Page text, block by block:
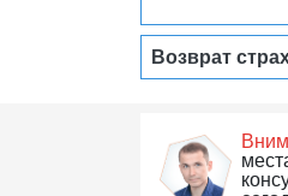
Возврат